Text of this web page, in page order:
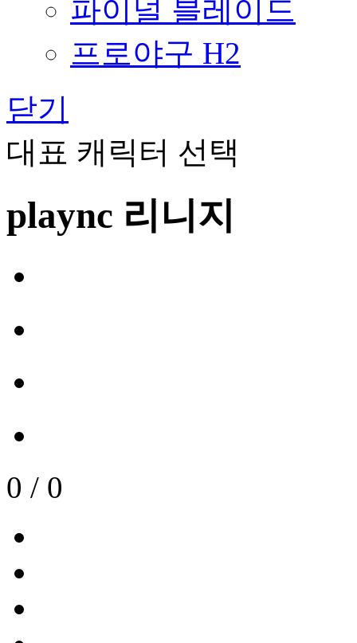
파이널 블레이드
프로야구 H2
닫기
대표 캐릭터 선택
plaync 리니지
0 / 0